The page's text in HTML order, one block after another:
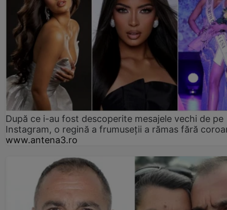
După ce i-au fost descoperite mesajele vechi de pe
Instagram, o regină a frumuseții a rămas fără
www.antena3.ro